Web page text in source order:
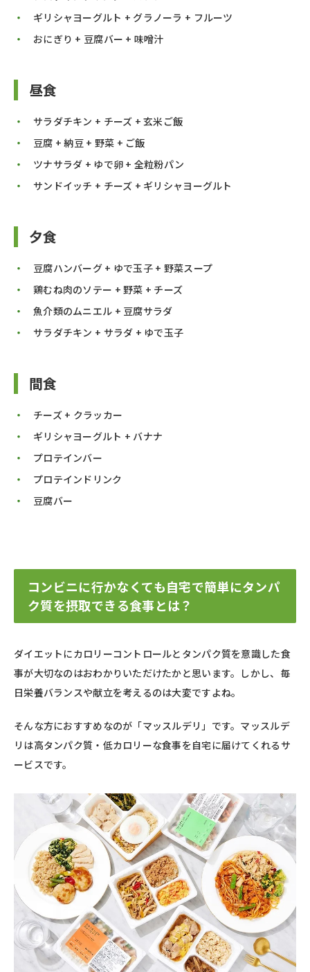
ギリシャヨーグルト + グラノーラ + フルーツ
おにぎり + 豆腐バー + 味噌汁
昼食
サラダチキン + チーズ + 玄米ご飯
豆腐 + 納豆 + 野菜 + ご飯
ツナサラダ + ゆで卵 + 全粒粉パン
サンドイッチ + チーズ + ギリシャヨーグルト
夕食
豆腐ハンバーグ + ゆで玉子 + 野菜スープ
鶏むね肉のソテー + 野菜 + チーズ
魚介類のムニエル + 豆腐サラダ
サラダチキン + サラダ + ゆで玉子
間食
チーズ + クラッカー
ギリシャヨーグルト + バナナ
プロテインバー
プロテインドリンク
豆腐バー
コンビニに行かなくても自宅で簡単にタンパ
ク質を摂取できる食事とは？
ダイエットにカロリーコントロールとタンパク質を意識した食
事が大切なのはおわかりいただけたかと思います。しかし、毎
日栄養バランスや献立を考えるのは大変ですよね。
そんな方におすすめなのが「マッスルデリ」です。マッスルデ
リは高タンパク質・低カロリーな食事を自宅に届けてくれるサ
ービスです。